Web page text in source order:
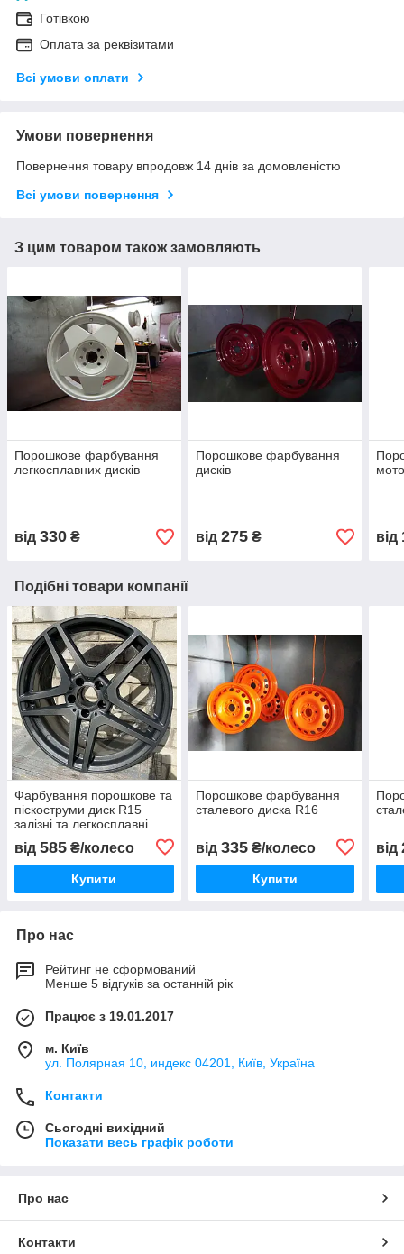
Готівкою
Оплата за реквізитами
Всі умови оплати
Умови повернення
Повернення товару впродовж 14 днів за домовленістю
Всі умови повернення
З цим товаром також замовляють
Порошкове фарбування
легкосплавних дисків
від 330 ₴
Порошкове фарбування
дисків
від 275₴ від
Подібні товари компанії
Фарбування порошкове та
піскоструми диск R15
залізні та легкосплавні
від 585 ₴/колесо
Купити
Порошкове фарбування
сталевого диска R16
від 335₴/колесо
Купити
від
Про нас
Рейтинг не сформований
Менше 5 відгуків за останній рік
Працює з 19.01.2017
м. Київ
ул. Полярная 10, индекс 04201, Київ, Україна
Контакти
Сьогодні вихідний
Показати весь графік роботи
Про нас
Контакти